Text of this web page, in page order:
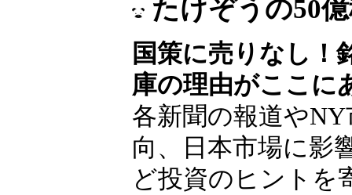
たけぞうの50
国策に売りなし！
庫の理由がここに
各新聞の報道や
向、日本市場に影